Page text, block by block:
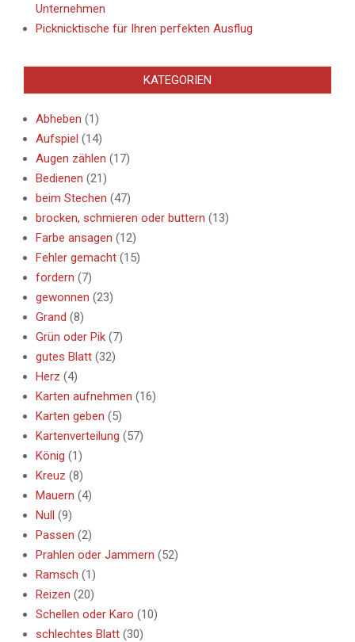
Unternehmen
Picknicktische für Ihren perfekten Ausflug
KATEGORIEN
Abheben (1)
Aufspiel (14)
Augen zählen (17)
Bedienen (21)
beim Stechen (47)
brocken, schmieren oder buttern (13)
Farbe ansagen (12)
Fehler gemacht (15)
fordern (7)
gewonnen (23)
Grand (8)
Grün oder Pik (7)
gutes Blatt (32)
Herz (4)
Karten aufnehmen (16)
Karten geben (5)
Kartenverteilung (57)
König (1)
Kreuz (8)
Mauern (4)
Null (9)
Passen (2)
Prahlen oder Jammern (52)
Ramsch (1)
Reizen (20)
Schellen oder Karo (10)
schlechtes Blatt (30)